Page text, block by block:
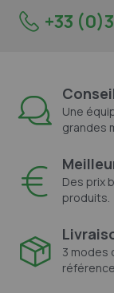
+33
Une
grandes
Des prix
produits.
3 modes